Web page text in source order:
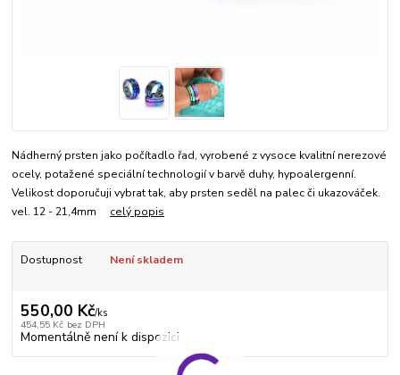
Nádherný prsten jako počítadlo řad, vyrobené z vysoce kvalitní nerezové
ocely, potažené speciální technologií v barvě duhy, hypoalergenní.
Velikost doporučuji vybrat tak, aby prsten seděl na palec či ukazováček.
vel. 12 - 21,4mm celý popis
Dostupnost Není skladem
550,00 Kč/ks
454,55 Kč bez DPH
Momentálně není k dispozici